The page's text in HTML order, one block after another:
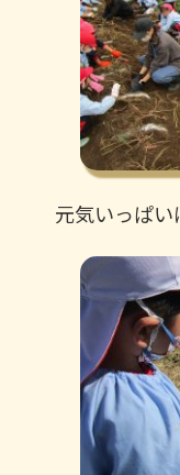
元気いっぱ